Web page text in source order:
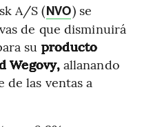
A/S (NVO) se
de que disminuirá
su producto
Wegovy,allanando
las ventas a